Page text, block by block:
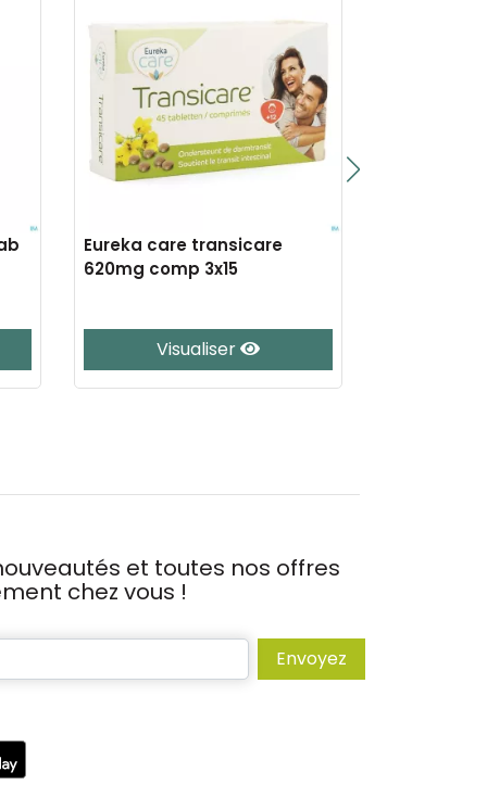
Eureka care transicare
620mg comp 3x15
Visualiser
et toutes nos offres
chez vous !
Envoyez